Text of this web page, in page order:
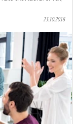
23.10.2018